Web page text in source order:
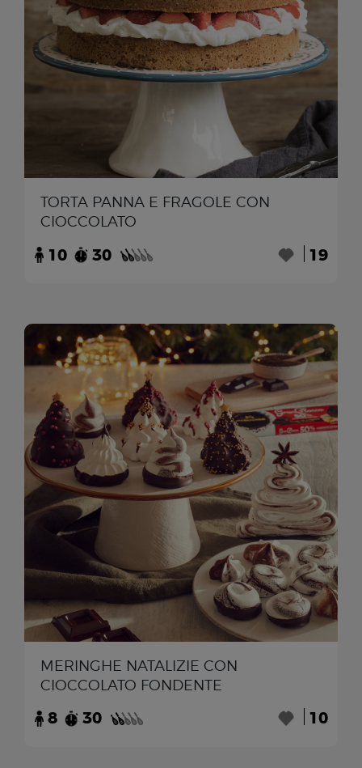
TORTA PANNA E FRAGOLE CON
CIOCCOLATO
10 30 19
MERINGHE NATALIZIE CON
CIOCCOLATO FONDENTE
8 30 10